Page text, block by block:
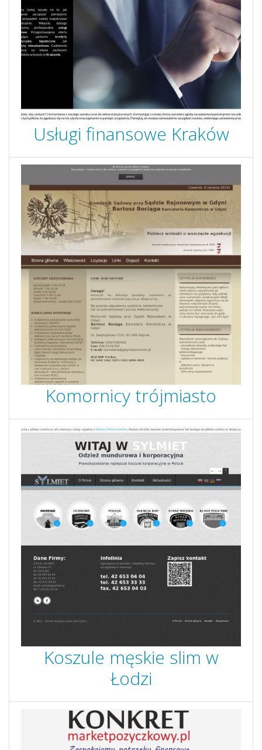
Usługi finansowe Kraków
Komornicy trójmiasto
Koszule męskie slim w
Łodzi